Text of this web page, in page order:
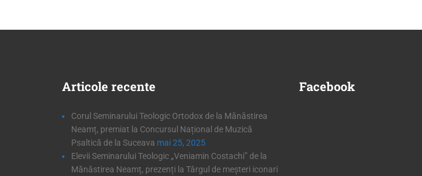
Articole recente
Corul Seminarului Teologic Ortodox de la Mănăstirea
Neamț, premiat la Concursul Național de Muzică
Psaltică de la Suceava mai 25, 2025
Elevii Seminarului Teologic „Veniamin Costachi” de la
Mănăstirea Neamț, prezenți la Târgul de meșteri iconari
Facebook